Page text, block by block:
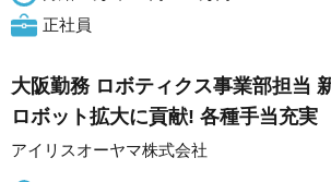
正社員
大阪勤務 ロボティクス事業部担当
ロボット拡大に貢献! 各種手当充実
アイリスオーヤマ株式会社